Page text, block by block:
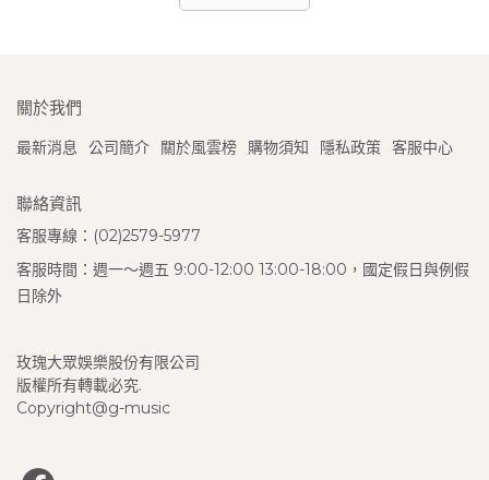
關於我們
最新消息 公司簡介 關於風雲榜 購物須知 隱私政策 客服中心
聯絡資訊
客服專線：(02)2579-5977
客服時間：週一～週五 9:00-12:00 13:00-18:00，國定假日與例假
日除外
玫瑰大眾娛樂股份有限公司
版權所有轉載必究.
Copyright@g-music